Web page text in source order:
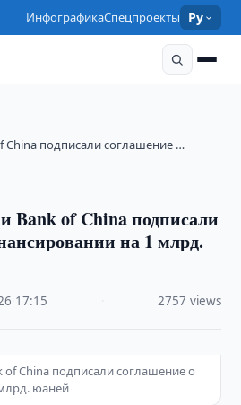
ИнфографикаСпецпроекты Ру
China подписали соглашение …
Bank of China подписали
на 1 млрд.
17:15 2757 views
of China подписали соглашение о
юаней